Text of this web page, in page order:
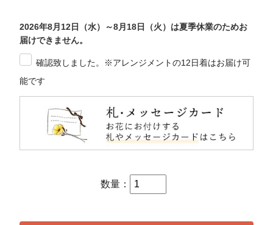
2026年8月12日（水）～8月18日（火）は夏季休業のためお
届けできません。
確認致しました。※アレンジメントの12日着はお届け可
能です
数量：